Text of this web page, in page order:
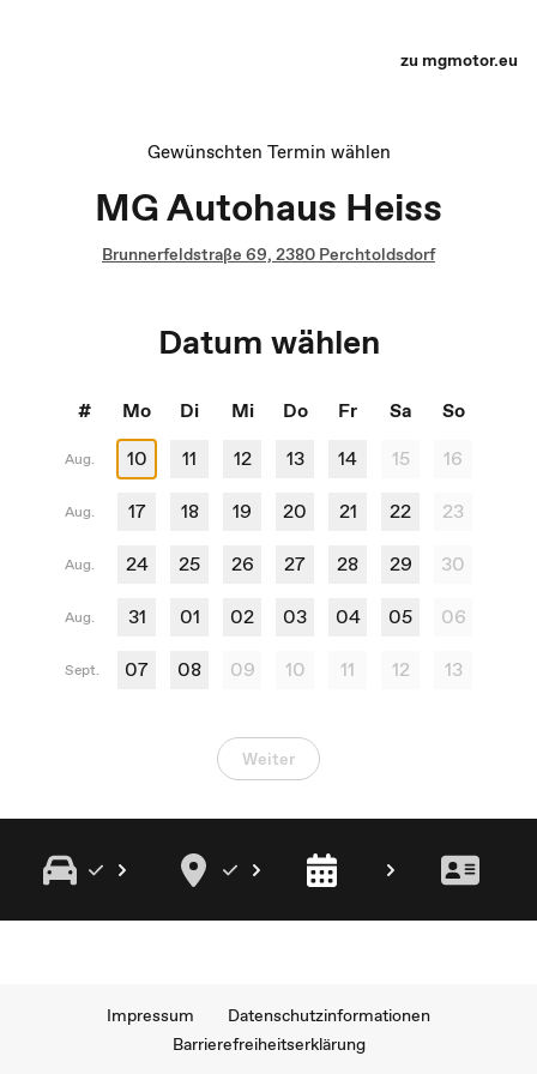
zu mgmotor.eu
Gewünschten Termin wählen
MG Autohaus Heiss
Brunnerfeldstraße 69, 2380 Perchtoldsdorf
Datum wählen
# Mo Di Mi Do Fr Sa So
Aug. 10 11 12 13 14 15 16
Aug. 17 18 19 20 21 22 23
Aug. 24 25 26 27 28 29 30
Aug. 31 01 02 03 04 05 06
Sept. 07 08 09 10 11 12 13
Weiter
Impressum
Datenschutzinformationen
Barrierefreiheitserklärung